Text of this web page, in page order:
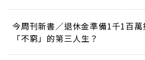
今周刊新書／退休金準備1千1百
「不窮」的第三人生？